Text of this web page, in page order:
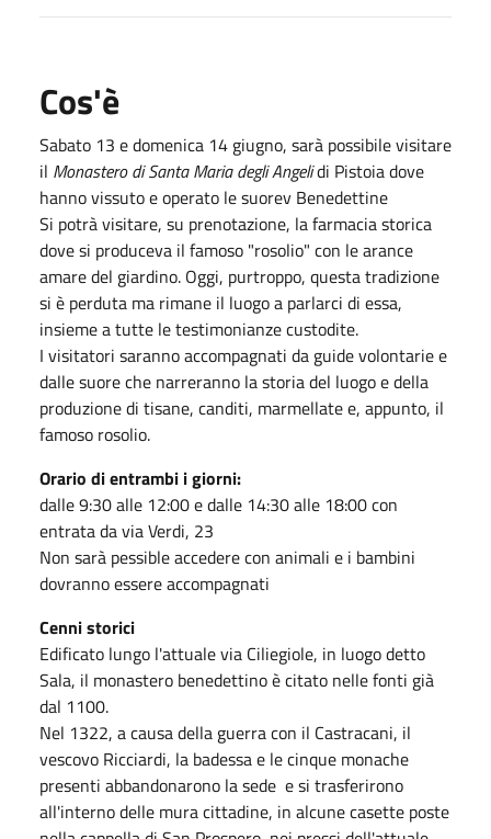
Cos'è
Sabato 13 e domenica 14 giugno, sarà possibile visitare
il Monastero di Santa Maria degli Angelidi Pistoia dove
hanno vissuto e operato le suorev Benedettine
Si potrà visitare, su prenotazione, la farmacia storica
dove si produceva il famoso "rosolio" con le arance
amare del giardino. Oggi, purtroppo, questa tradizione
si è perduta ma rimane il luogo a parlarci di essa,
insieme a tutte le testimonianze custodite.
I visitatori saranno accompagnati da guide volontarie e
dalle suore che narreranno la storia del luogo e della
produzione di tisane, canditi, marmellate e, appunto, il
famoso rosolio.
Orario di entrambi i giorni:
dalle 9:30 alle 12:00 e dalle 14:30 alle 18:00 con
entrata da via Verdi, 23
Non sarà pessible accedere con animali e i bambini
dovranno essere accompagnati
Cenni storici
Edificato lungo l'attuale via Ciliegiole, in luogo detto
Sala, il monastero benedettino è citato nelle fonti già
dal 1100.
Nel 1322, a causa della guerra con il Castracani, il
vescovo Ricciardi, la badessa e le cinque monache
presenti abbandonarono la sede e si trasferirono
all'interno delle mura cittadine, in alcune casette poste